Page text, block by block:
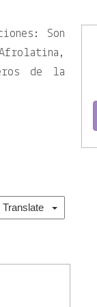
Son
de la
Translate